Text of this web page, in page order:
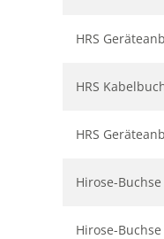
HRS
HRS
HRS
Hirose-
Hirose-